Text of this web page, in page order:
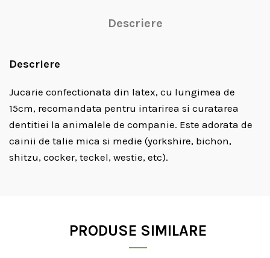
Descriere
Descriere
Jucarie confectionata din latex, cu lungimea de
15cm, recomandata pentru intarirea si curatarea
dentitiei la animalele de companie. Este adorata de
cainii de talie mica si medie (yorkshire, bichon,
shitzu, cocker, teckel, westie, etc).
PRODUSE SIMILARE